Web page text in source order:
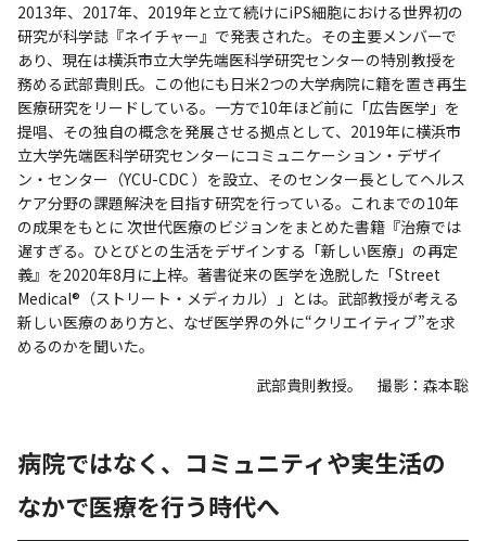
2013年、2017年、2019年と立て続けにiPS細胞における世界初の
研究が科学誌『ネイチャー』で発表された。その主要メンバーで
あり、現在は横浜市立大学先端医科学研究センターの特別教授を
務める武部貴則氏。この他にも日米2つの大学病院に籍を置き再生
医療研究をリードしている。一方で10年ほど前に「広告医学」を
提唱、その独自の概念を発展させる拠点として、2019年に横浜市
立大学先端医科学研究センターにコミュニケーション・デザイ
ン・センター（YCU-CDC ）を設立、そのセンター長としてヘルス
ケア分野の課題解決を目指す研究を行っている。これまでの10年
の成果をもとに 次世代医療のビジョンをまとめた書籍『治療では
遅すぎる。ひとびとの生活をデザインする「新しい医療」の再定
義』を2020年8月に上梓。著書従来の医学を逸脱した「Street
Medical®（ストリート・メディカル）」とは。武部教授が考える
新しい医療のあり方と、なぜ医学界の外に“クリエイティブ”を求
めるのかを聞いた。
武部貴則教授。 撮影：森本聡
病院ではなく、コミュニティや実生活の
なかで医療を行う時代へ